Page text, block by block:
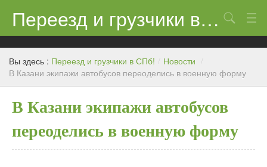
Переезд и грузчики в СПб!
Контакты
Цены
Поиск
Вы здесь : Переезд и грузчики в СПб! / Новости /
В Казани экипажи автобусов переоделись в военную форму
В Казани экипажи автобусов
переоделись в военную форму